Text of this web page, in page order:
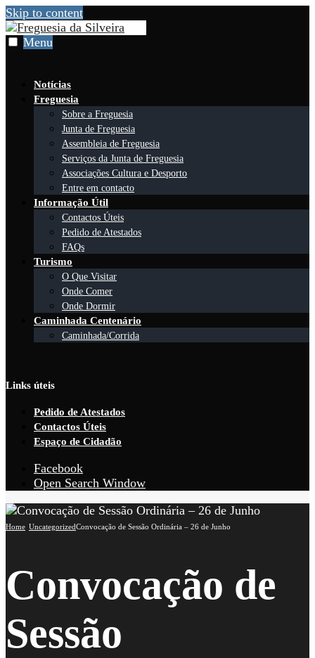
Skip to content
Menu
Notícias
Freguesia
Sobre a Freguesia
Junta de Freguesia
Assembleia de Freguesia
Serviços da Junta de Freguesia
Associações Cultura e Desporto
Entre em contacto
Informação Útil
Contactos Úteis
Pedido de Atestados
FAQs
Turismo
O Que Visitar
Onde Comer
Onde Dormir
Caminhada Centenário
Caminhada/Corrida
Links úteis
Pedido de Atestados
Contactos Úteis
Espaço de Cidadão
Facebook
Open Search Window
Home UncategorizedConvocação de Sessão Ordinária – 26 de Junho
Convocação de
Sessão